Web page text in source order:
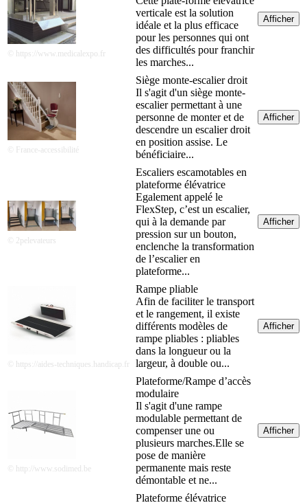
© https://www.medicalexpo.fr
verticale est la solution
idéale et la plus efficace
pour les personnes qui ont
des difficultés pour franchir
les marches...
Afficher
© France-accessibilité
Siège monte-escalier droit
Il s'agit d'un siège monte-
escalier permettant à une
personne de monter et de
descendre un escalier droit
en position assise. Le
bénéficiaire...
Afficher
© 2pelevateurs
Escaliers escamotables en
plateforme élévatrice
Egalement appelé le
FlexStep, c’est un escalier,
qui à la demande par
pression sur un bouton,
enclenche la transformation
de l’escalier en
plateforme...
Afficher
© https://aides-techniques.handicap.fr
Rampe pliable
Afin de faciliter le transport
et le rangement, il existe
différents modèles de
rampe pliables : pliables
dans la longueur ou la
largeur, à double ou...
Afficher
© http://www.sodimed.be
Plateforme/Rampe d’accès
modulaire
Il s'agit d'une rampe
modulable permettant de
compenser une ou
plusieurs marches.Elle se
pose de manière
permanente mais reste
démontable et ne...
Afficher
Plateforme élévatrice